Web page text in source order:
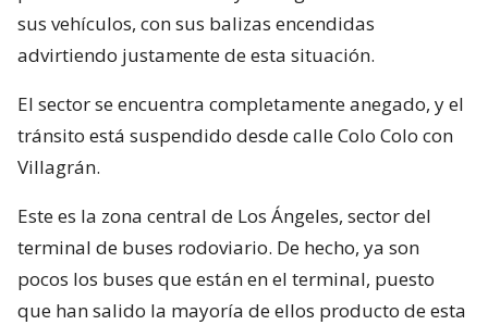
sus vehículos, con sus balizas encendidas
advirtiendo justamente de esta situación.
El sector se encuentra completamente anegado, y el
tránsito está suspendido desde calle Colo Colo con
Villagrán.
Este es la zona central de Los Ángeles, sector del
terminal de buses rodoviario. De hecho, ya son
pocos los buses que están en el terminal, puesto
que han salido la mayoría de ellos producto de esta